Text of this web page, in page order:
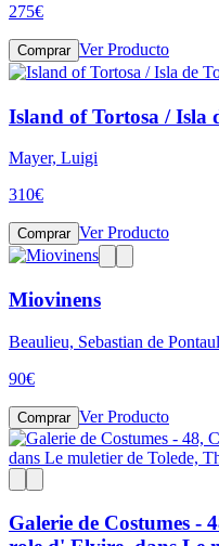
275€
Comprar Ver Producto
Island of Tortosa / Isla
Mayer, Luigi
310€
Comprar Ver Producto
Miovinens
Beaulieu, Sebastian de
90€
Comprar Ver Producto
Galerie de Costumes -